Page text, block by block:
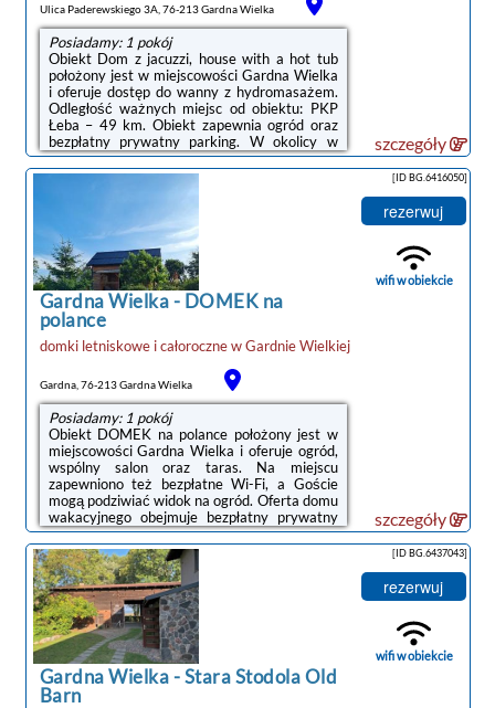
Ulica Paderewskiego 3A, 76-213 Gardna Wielka
Posiadamy: 1 pokój
Obiekt Dom z jacuzzi, house with a hot tub
położony jest w miejscowości Gardna Wielka
i oferuje dostęp do wanny z hydromasażem.
Odległość ważnych miejsc od obiektu: PKP
Łeba – 49 km. Obiekt zapewnia ogród oraz
bezpłatny prywatny parking. W okolicy w
odległości 14 km znajduje się Słowiński Park
Narodowy.W domu wakacyjnym do
wyposażeniem. Goście mają do dyspozycji
telewizor z płaskim ekranem.Odległość
ważnych miejsc od obiektu: Zamek krzyżacki
w Lęborku – 49 km, Bałtycka Galeria ...
szczegóły
Gardna Wielka- DOMEK na
polance
domki letniskowe i całorocznewGardnie Wielkiej
Gardna, 76-213 Gardna Wielka
Posiadamy: 1 pokój
Obiekt DOMEK na polance położony jest w
miejscowości Gardna Wielka i oferuje ogród,
wspólny salon oraz taras. Na miejscu
zapewniono też bezpłatne Wi-Fi, a Goście
mogą podziwiać widok na ogród. Oferta domu
wakacyjnego obejmuje bezpłatny prywatny
parking oraz wspólną kuchnię.Oferta domu
wakacyjnego obejmuje kilka sypialni (2),
salon, aneks kuchenny z pełnym
wyposażeniem, w tym lodówką i czajnikiem, a
także łazienkę (1) z prysznicem. W domu
wakacyjnym zapewniono ręczniki i pościel.W
obiekcie znajduje się sprzęt do grillowania, a
okolica jest popularna wśród miłośników ...
[ID BG.6416050]
rezerwuj
wifi w obiekcie
szczegóły
Gardna Wielka-Stara Stodola Old
Barn
[ID BG.6437043]
rezerwuj
wifi w obiekcie